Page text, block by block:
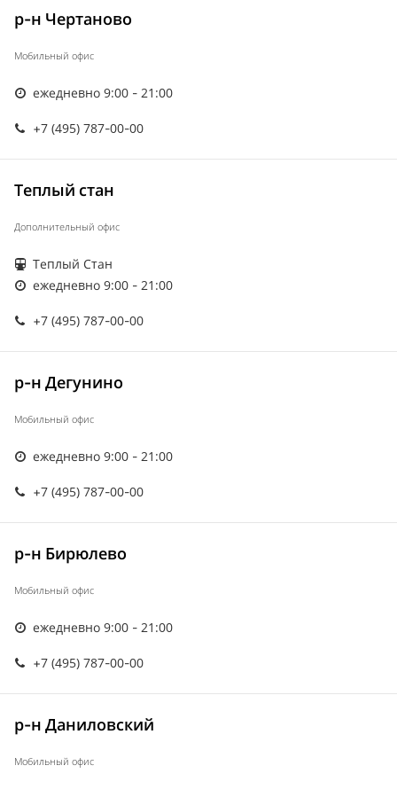
р-н Чертаново
Мобильный офис
ежедневно 9:00 - 21:00
+7 (495) 787-00-00
Теплый стан
Дополнительный офис
Теплый Стан
ежедневно 9:00 - 21:00
+7 (495) 787-00-00
р-н Дегунино
Мобильный офис
ежедневно 9:00 - 21:00
+7 (495) 787-00-00
р-н Бирюлево
Мобильный офис
ежедневно 9:00 - 21:00
+7 (495) 787-00-00
р-н Даниловский
Мобильный офис